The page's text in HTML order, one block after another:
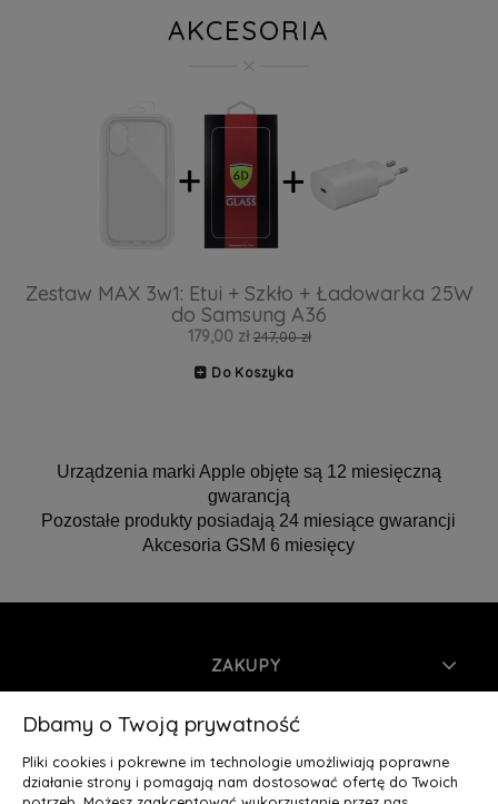
AKCESORIA
Zestaw MAX 3w1: Etui + Szkło + Ładowarka 25W
do Samsung A36
179,00 zł 247,00 zł
Do Koszyka
Urządzenia marki Apple objęte są 12 miesięczną
gwarancją
Pozostałe produkty posiadają 24 miesiące gwarancji
Akcesoria GSM 6 miesięcy
ZAKUPY
INFORMACJE
MOJE KONTO
Dbamy o Twoją prywatność
Pliki cookies i pokrewne im technologie umożliwiają poprawne
działanie strony i pomagają nam dostosować ofertę do Twoich